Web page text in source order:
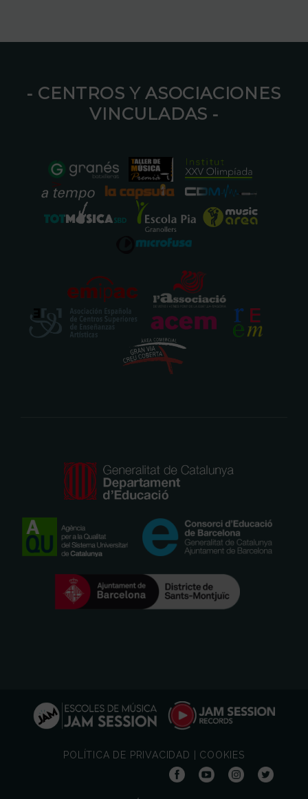
⁃ CENTROS Y ASOCIACIONES
VINCULADAS ⁃
POLÍTICA DE PRIVACIDAD COOKIES